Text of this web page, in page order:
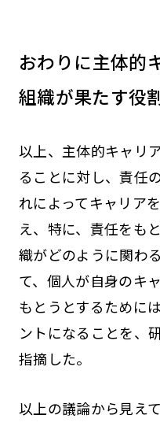
おわりに――主体
組織が果たす役
以上、主体的キャリ
ることに対し、責任
れによってキャリア
え、特に、責任をも
織がどのように関わ
て、個人が自身のキ
もとうとするために
ントになることを、
指摘した。
以上の議論から見え